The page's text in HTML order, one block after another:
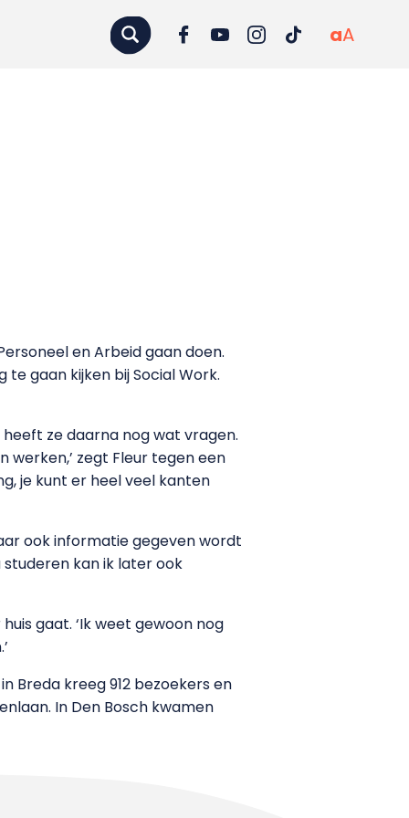
aA
en Arbeid gaan doen.
gaan kijken bij Social Work.
heeft ze daarna nog wat vragen.
werken,’ zegt Fleur tegen een
je kunt er heel veel kanten
ook informatie gegeven wordt
studeren kan ik later ook
gaat. ‘Ik weet gewoon nog
Breda kreeg 912 bezoekers en
In Den Bosch kwamen